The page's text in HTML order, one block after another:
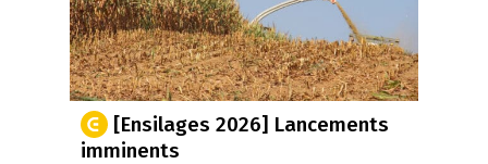
[Ensilages 2026] Lancements
imminents